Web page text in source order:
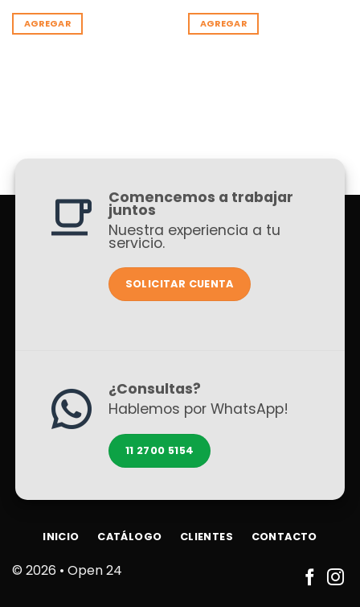
AGREGAR AGREGAR
Comencemos a trabajar
juntos
Nuestra experiencia a tu
servicio.
SOLICITAR CUENTA
¿Consultas?
Hablemos por WhatsApp!
11 2700 5154
© 2026 • Open 24
INICIO CATÁLOGO CLIENTES CONTACTO